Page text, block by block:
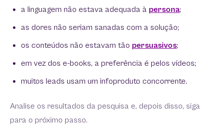
a linguagem não estava adequada à persona;
as dores não seriam sanadas com a solução;
os conteúdos não estavam tão persuasivos;
em vez dos e-books, a preferência é pelos vídeos;
muitos leads usam um infoproduto concorrente.
Analise os resultados da pesquisa e, depois disso, siga
para o próximo passo.